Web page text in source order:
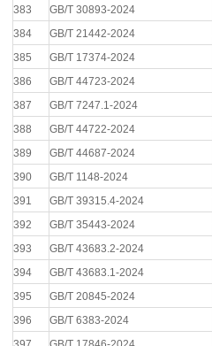
383
GB/T 30893-2024
384
GB/T 21442-2024
385
GB/T 17374-2024
386
GB/T 44723-2024
387
GB/T 7247.1-2024
388
GB/T 44722-2024
389
GB/T 44687-2024
390
GB/T 1148-2024
391
GB/T 39315.4-2024
392
GB/T 35443-2024
393
GB/T 43683.2-2024
394
GB/T 43683.1-2024
395
GB/T 20845-2024
396
GB/T 6383-2024